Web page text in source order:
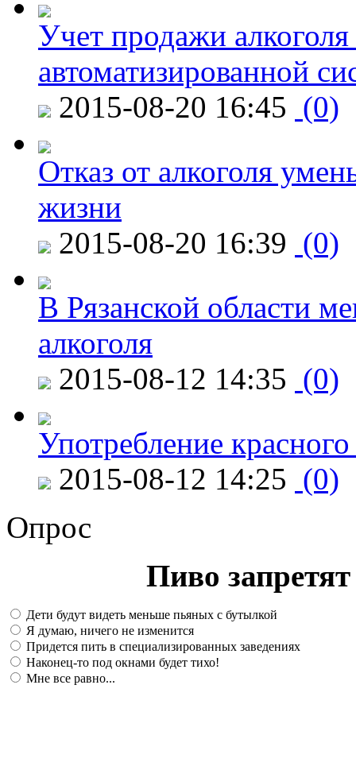
Учет продажи
автоматизированной
2015-08-20 16:45 (0)
Отказ от алкоголя
жизни
2015-08-20 16:39 (0)
В Рязанской области
алкоголя
2015-08-12 14:35 (0)
Употребление
2015-08-12 14:25 (0)
Опрос
Пиво
Дети будут видеть меньше пьяных с бутылкой
Я думаю, ничего не изменится
Придется пить в специализированных заведениях
Наконец-то под окнами будет тихо!
Мне все равно...